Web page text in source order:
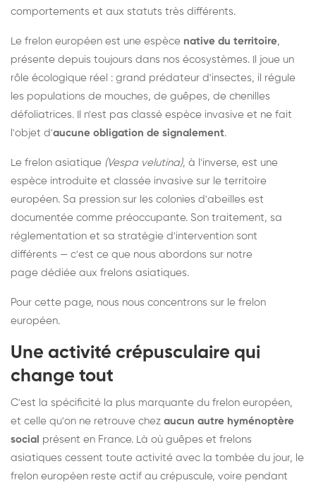
comportements et aux statuts très différents.
Le frelon européen est une espèce native du territoire,
présente depuis toujours dans nos écosystèmes. Il joue un
rôle écologique réel : grand prédateur d'insectes, il régule
les populations de mouches, de guêpes, de chenilles
défoliatrices. Il n'est pas classé espèce invasive et ne fait
l'objet d'aucune obligation de signalement.
Le frelon asiatique (Vespa velutina), à l'inverse, est une
espèce introduite et classée invasive sur le territoire
européen. Sa pression sur les colonies d'abeilles est
documentée comme préoccupante. Son traitement, sa
réglementation et sa stratégie d'intervention sont
différents — c'est ce que nous abordons sur notre
page dédiée aux frelons asiatiques.
Pour cette page, nous nous concentrons sur le frelon
européen.
Une activité crépusculaire qui
change tout
C'est la spécificité la plus marquante du frelon européen,
et celle qu'on ne retrouve chez aucun autre hyménoptère
social présent en France. Là où guêpes et frelons
asiatiques cessent toute activité avec la tombée du jour, le
frelon européen reste actif au crépuscule, voire pendant